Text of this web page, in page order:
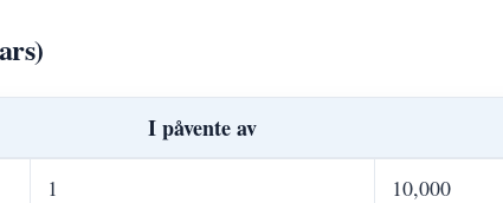
I påvente av
1 10,000